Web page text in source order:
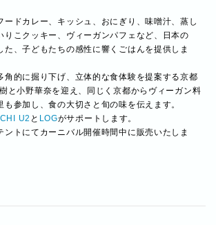
ードカレー、キッシュ、おにぎり、味噌汁、蒸し
りこクッキー、ヴィーガンパフェなど、日本の
た、子どもたちの感性に響くごはんを提供しま
角的に掘り下げ、立体的な食体験を提案する京都
と小野華奈を迎え、同じく京都からヴィーガン料
参加し、食の大切さと旬の味を伝えます。
U2 と LOGがサポートします。
ントにてカーニバル開催時間中に販売いたしま